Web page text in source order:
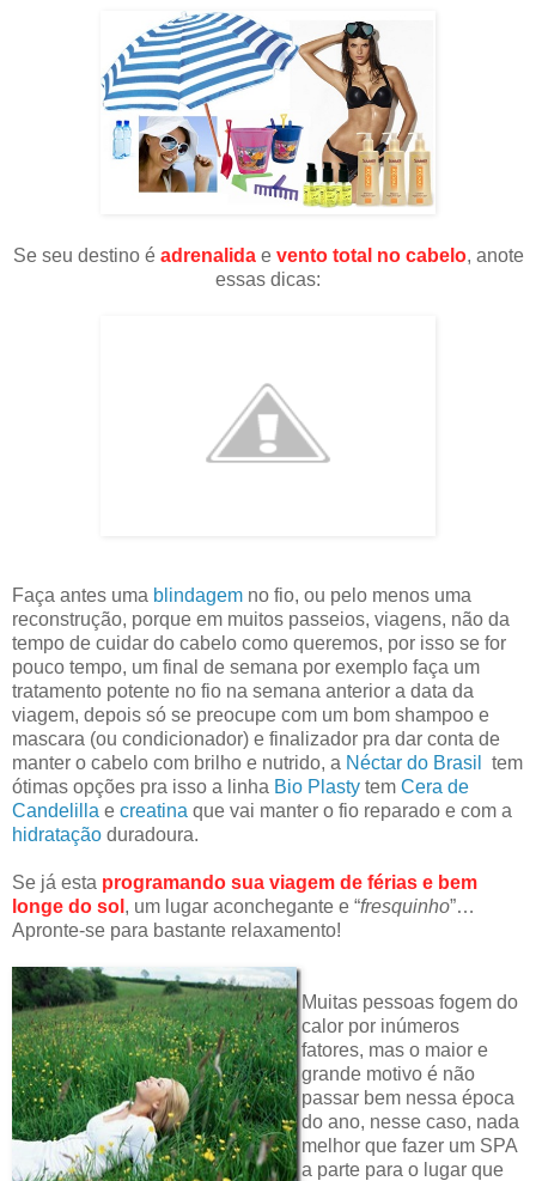
Se seu destino é adrenalidae vento total no cabelo, anote
essas dicas:
Faça antes uma blindagem no fio, ou pelo menos uma
reconstrução, porque em muitos passeios, viagens, não da
tempo de cuidar do cabelo como queremos, por isso se for
pouco tempo, um final de semana por exemplo faça um
tratamento potente no fio na semana anterior a data da
viagem, depois só se preocupe com um bom shampoo e
mascara (ou condicionador) e finalizador pra dar conta de
manter o cabelo com brilho e nutrido, a Néctar do Brasil
tem
ótimas opções pra isso a linha Bio Plasty tem Cera de
Candelilla e creatina que vai manter o fio reparado e com a
hidratação duradoura.
Se já esta programando sua viagem de férias e bem
longe do sol , um lugar aconchegante e “fresquinho”…
Apronte-se para bastante relaxamento!
Muitas pessoas fogem do
calor por inúmeros
fatores, mas o maior e
grande motivo é não
passar bem nessa época
do ano, nesse caso, nada
melhor que fazer um SPA
a parte para o lugar que